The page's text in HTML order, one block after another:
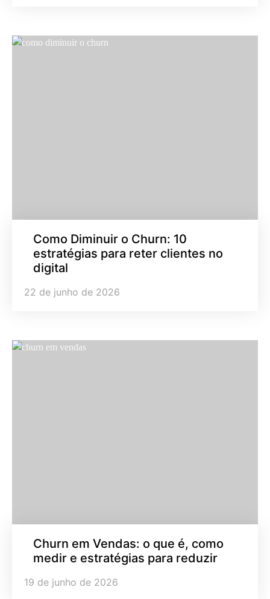
Como Diminuir o Churn: 10
estratégias para reter clientes no
digital
22 de junho de 2026
Churn em Vendas: o que é, como
medir e estratégias para reduzir
19 de junho de 2026